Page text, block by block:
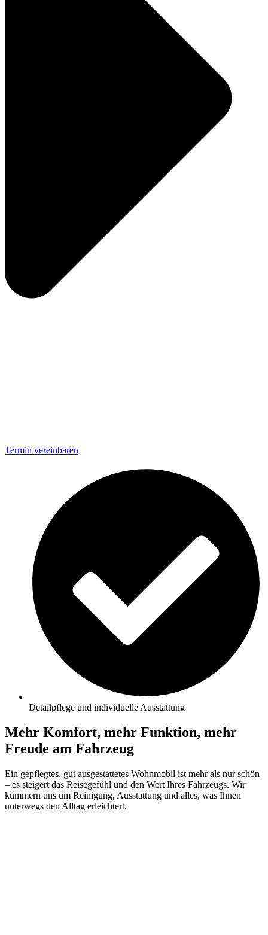
Termin vereinbaren
Detailpflege und individuelle Ausstattung
Mehr Komfort, mehr Funktion, mehr
Freude am Fahrzeug
Ein gepflegtes, gut ausgestattetes Wohnmobil ist mehr als nur schön
– es steigert das Reisegefühl und den Wert Ihres Fahrzeugs. Wir
kümmern uns um Reinigung, Ausstattung und alles, was Ihnen
unterwegs den Alltag erleichtert.